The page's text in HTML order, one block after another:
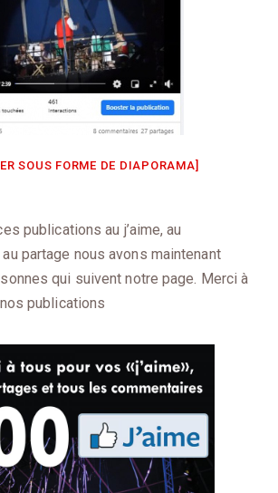
SOUS FORME DE DIAPORAMA]
publications au j’aime, au
partage nous avons maintenant
qui suivent notre page. Merci à
publications